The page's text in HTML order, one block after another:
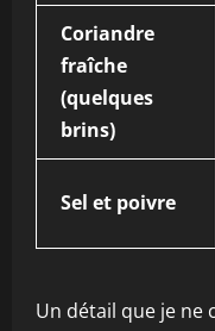
Coriandre
fraîche
(quelques
brins)
Sel et poivre
Un détail que je ne